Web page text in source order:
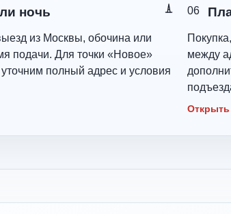
ночь
из Москвы, обочина или
подачи. Для точки «Новое»
полный адрес и условия
06
между
Открыть